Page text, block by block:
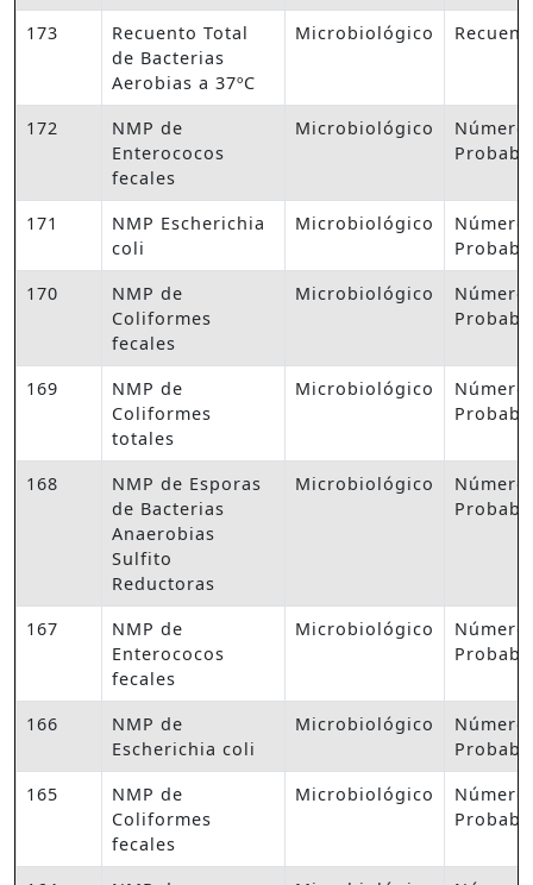
173
Recuento Total
de Bacterias
Aerobias a 37ºC
Microbiológico
172
NMP de
Enterococos
fecales
Microbiológico
Número
171
NMP Escherichia
coli
Microbiológico
Número
170
NMP de
Coliformes
fecales
Microbiológico
Número
169
NMP de
Coliformes
totales
Microbiológico
Número
168
NMP de Esporas
de Bacterias
Anaerobias
Sulfito
Reductoras
Microbiológico
Número
167
NMP de
Enterococos
fecales
Microbiológico
Número
166
NMP de
Escherichia coli
Microbiológico
Número
165
NMP de
Coliformes
fecales
Microbiológico
Número